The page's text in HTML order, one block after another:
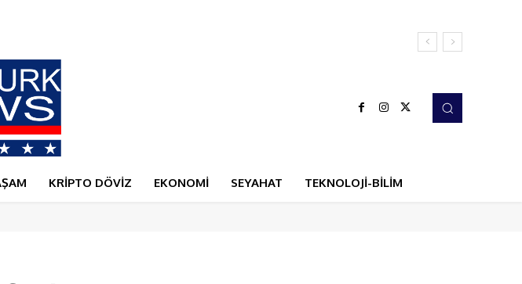
KRİPTO DÖVİZ EKONOMİ SEYAHAT TEKNOLOJİ-BİLİM